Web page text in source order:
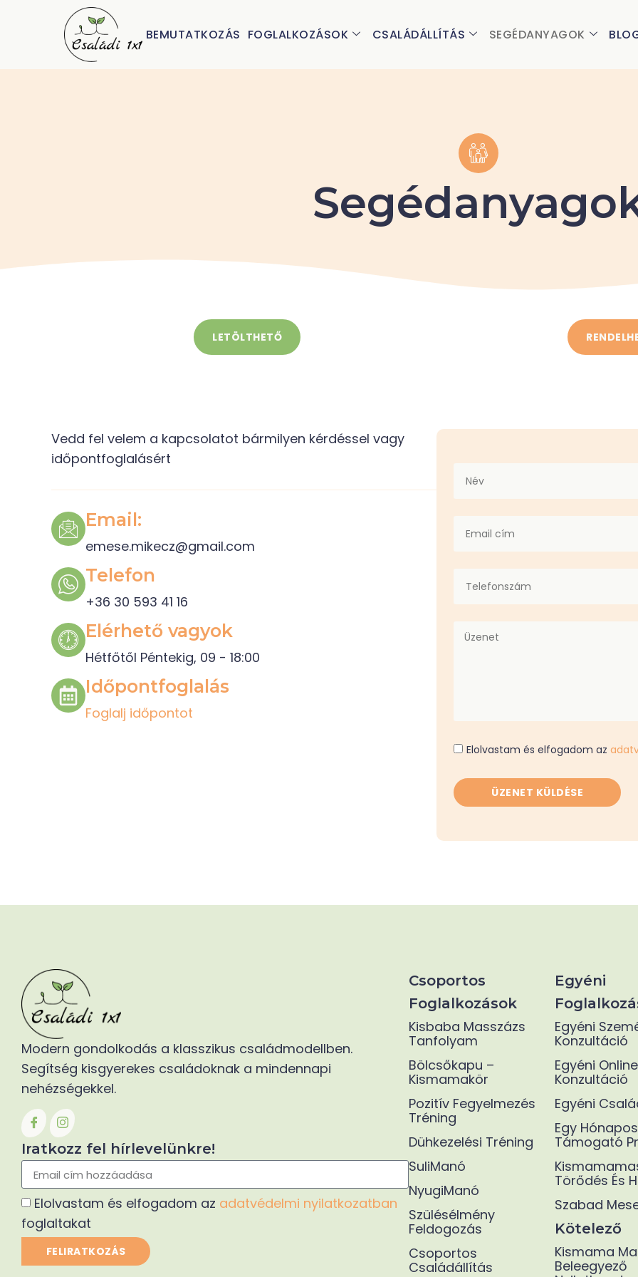
BEMUTATKOZÁS FOGLALKOZÁSOK CSALÁDÁLLÍTÁS SEGÉDANYAGOK
LETÖLTHETŐ
Vedd fel velem a kapcsolatot bármilyen kérdéssel vagy
időpontfoglalásért
Email:
emese.mikecz@gmail.com
Telefon
+36 30 593 41 16
Elérhető vagyok
Hétfőtől Péntekig, 09 - 18:00
Időpontfoglalás
Foglalj időpontot
Elolvastam és elfogadom az
ÜZENET KÜLDÉSE
Modern gondolkodás a klasszikus családmodellben.
Segítség kisgyerekes családoknak a mindennapi
nehézségekkel.
Iratkozz fel hírlevelünkre!
Elolvastam és elfogadom az adatvédelmi nyilatkozatban
foglaltakat
FELIRATKOZÁS
Csoportos
Foglalkozások
Kisbaba Masszázs
Tanfolyam
Bölcsőkapu –
Kismamakör
Pozitív Fegyelmezés
Tréning
Dühkezelési Tréning
SuliManó
NyugiManó
Szülésélmény
Feldogozás
Csoportos
Családállítás
Egyéni
Egyéni
Konzultáció
Egyéni Online
Konzultáció
Egyéni
Egy Hónapos
Támogató
Törődés És
Szabad
Kötelező
Kismama
Beleegyező